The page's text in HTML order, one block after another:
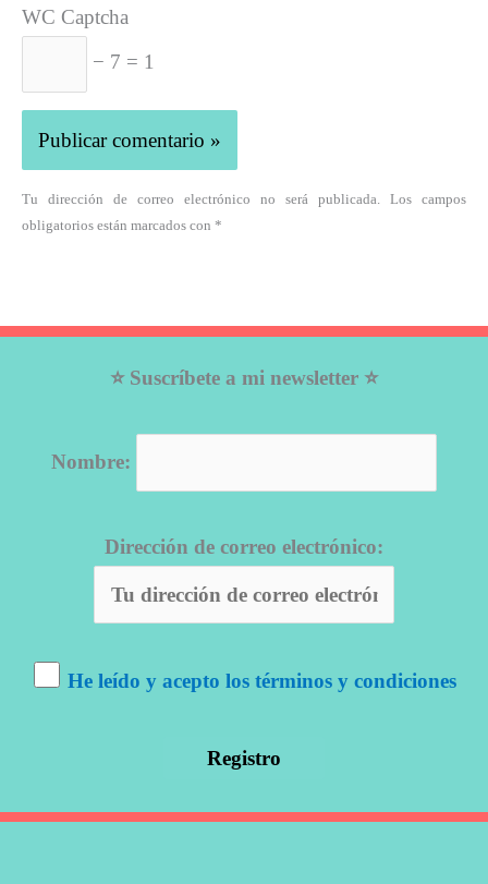
WC Captcha
− 7 = 1
Tu dirección de correo electrónico no será publicada. Los campos
obligatorios están marcados con *
⭐ Suscríbete a mi newsletter ⭐
Nombre:
Dirección de correo electrónico:
He leído y acepto los términos y condiciones